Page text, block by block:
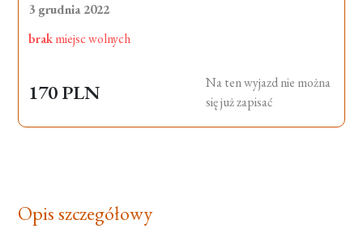
3 grudnia 2022
brakmiejsc wolnych
170 PLN
Na ten wyjazd nie można
się już zapisać
Opis szczegółowy